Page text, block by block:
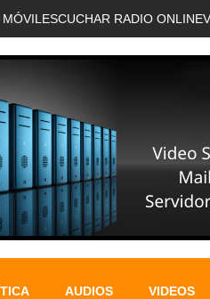
ESCUCHAR RADIO ONLINE
AUDIOS VIDEOS